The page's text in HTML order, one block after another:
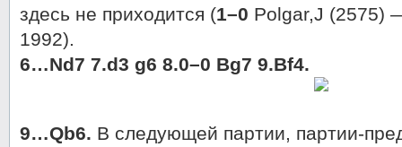
здесь не приходится (1–0 Polgar,J (2575)
1992).
6…Nd7 7.d3 g6 8.0–0 Bg7 9.Bf4.
9…Qb6. В следующей партии, партии-